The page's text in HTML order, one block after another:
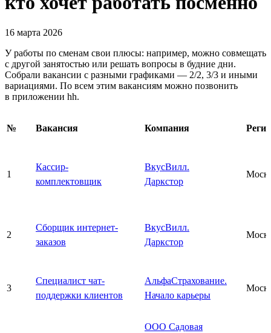
16 марта 2026
У работы по сменам свои плюсы: например, можно совмещать
с другой занятостью или решать вопросы в будние дни.
Собрали вакансии с разными графиками — 2/2, 3/3 и иными
вариациями. По всем этим вакансиям можно позвонить
в приложении hh.
№ Вакансия Компания
1
Кассир-
комплектовщик
ВкусВилл.
Даркстор
2
Сборщик интернет-
заказов
ВкусВилл.
Даркстор
3
Специалист чат-
поддержки клиентов
АльфаСтрахование.
Начало карьеры
ООО Садовая